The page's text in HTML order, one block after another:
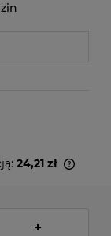
24,21 zł
+